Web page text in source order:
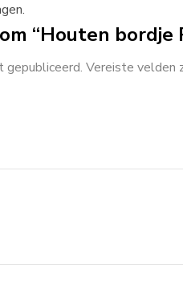
“Houten
Vereiste velden